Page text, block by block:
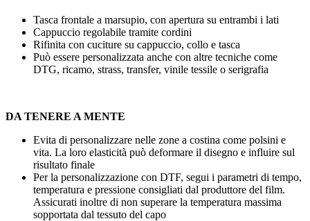
Tasca frontale a marsupio, con apertura su entrambi i lati
Cappuccio regolabile tramite cordini
Rifinita con cuciture su cappuccio, collo e tasca
Può essere personalizzata anche con altre tecniche come
DTG, ricamo, strass, transfer, vinile tessile o serigrafia
DA TENERE A MENTE
Evita di personalizzare nelle zone a costina come polsini e
vita. La loro elasticità può deformare il disegno e influire sul
risultato finale
Per la personalizzazione con DTF, segui i parametri di tempo,
temperatura e pressione consigliati dal produttore del film.
Assicurati inoltre di non superare la temperatura massima
sopportata dal tessuto del capo